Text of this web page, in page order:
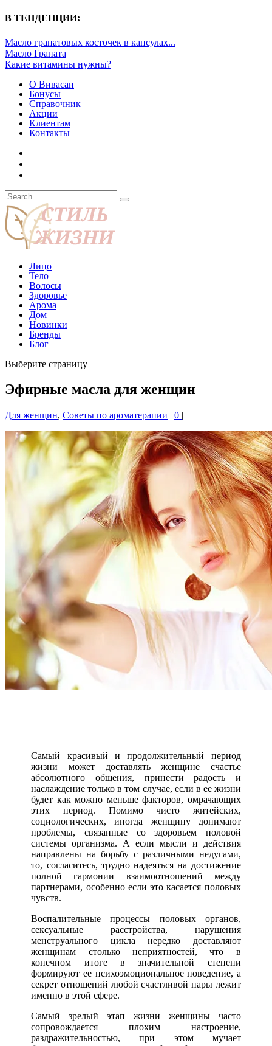
В ТЕНДЕНЦИИ:
Масло гранатовых косточек в капсулах...
Масло Граната
Какие витамины нужны?
О Вивасан
Бонусы
Справочник
Акции
Клиентам
Контакты
Лицо
Тело
Волосы
Здоровье
Арома
Дом
Новинки
Бренды
Блог
Выберите страницу
Эфирные масла для женщин
Для женщин, Советы по ароматерапии | 0 |
Самый красивый и продолжительный период
жизни может доставлять женщине счастье
абсолютного общения, принести радость и
наслаждение только в том случае, если в ее жизни
будет как можно меньше факторов, омрачающих
этих период. Помимо чисто житейских,
социологических, иногда женщину донимают
проблемы, связанные со здоровьем половой
системы организма. А если мысли и действия
направлены на борьбу с различными недугами,
то, согласитесь, трудно надеяться на достижение
полной гармонии взаимоотношений между
партнерами, особенно если это касается половых
чувств.
Воспалительные процессы половых органов,
сексуальные расстройства, нарушения
менструального цикла нередко доставляют
женщинам столько неприятностей, что в
конечном итоге в значительной степени
формируют ее психоэмоциональное поведение, а
секрет отношений любой счастливой пары лежит
именно в этой сфере.
Самый зрелый этап жизни женщины часто
сопровождается плохим настроение,
раздражительностью, при этом мучает